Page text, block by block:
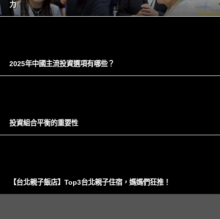
力
2025年中國主流投資選項有哪些？
投資組合平衡的重要性
【台北親子飯店】Top3台北親子住宿，媽媽們狂推！